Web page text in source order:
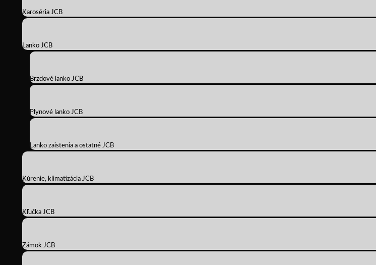
Karoséria JCB
Lanko JCB
Brzdové lanko JCB
Plynové lanko JCB
Lanko zaistenia a ostatné JCB
Kúrenie, klimatizácia JCB
Kľučka JCB
Zámok JCB